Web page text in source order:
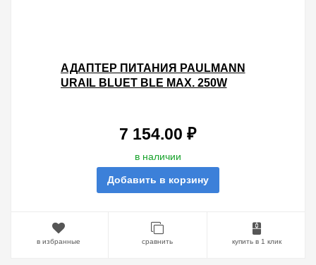
АДАПТЕР ПИТАНИЯ PAULMANN
URAIL BLUET BLE MAX. 250W
7 154.00 ₽
в наличии
Добавить в корзину
в избранные сравнить купить в 1 клик